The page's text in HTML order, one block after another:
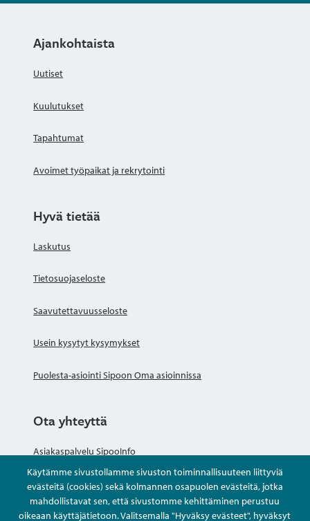
Käytämme sivustollamme sivuston toiminnallisuuteen liittyviä
evästeitä (cookies) sekä kolmannen osapuolen evästeitä, jotka
mahdollistavat sen, että sivustomme kehittäminen perustuu
oikeaan käyttäjätietoon. Valitsemalla "Hyväksy evästeet", hyväksyt
Ajankohtaista
Uutiset
Kuulutukset
Tapahtumat
Avoimet työpaikat ja rekrytointi
Hyvä tietää
Laskutus
Tietosuojaseloste
Saavutettavuusseloste
Usein kysytyt kysymykset
Puolesta-asiointi Sipoon Oma asioinnissa
Ota yhteyttä
Asiakaspalvelu SipooInfo
Anna palautetta nimettömästi
Kysy tai asioi